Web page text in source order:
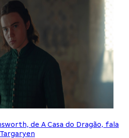
de A Casa do Dragão, fala